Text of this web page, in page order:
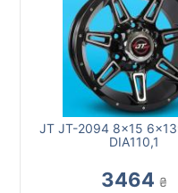
JT JT-2094 8x15
DIA110,1
3464 ₴